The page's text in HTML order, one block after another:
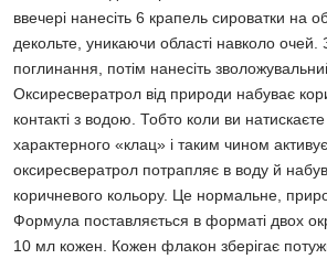
ввечері нанесіть 6 крапель сироватки на
декольте, уникаючи області навколо очей.
поглинання, потім нанесіть
Оксиресвератрол від природи набуває
контакті з водою. Тобто коли ви
характерного «клац» і таким чином
оксиресвератрол потрапляє в воду й
коричневого кольору. Це нормальне,
Формула поставляється в форматі двох
10 мл кожен. Кожен флакон зберігає